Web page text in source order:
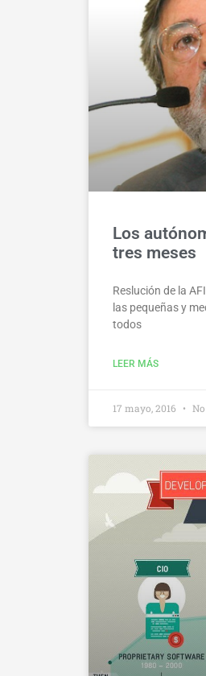
Los
tres meses
Reslución de la
las pequeñas y
todos
LEER MÁS
17 mayo, 2016